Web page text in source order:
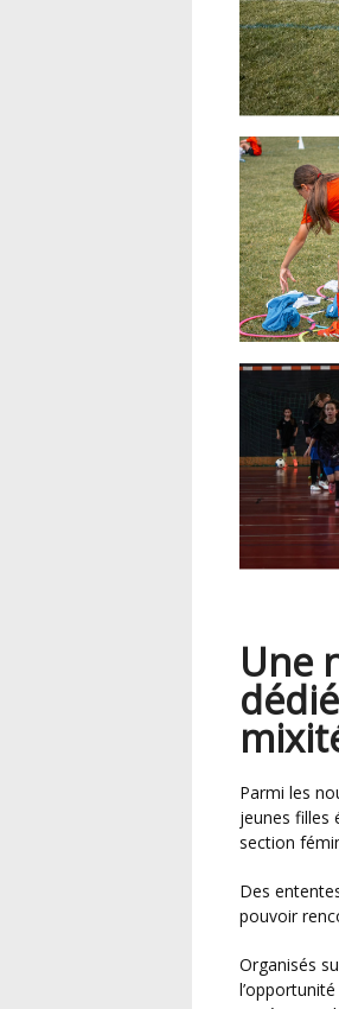
Une
Parmi les nouveautés de cette saison figurait l’organisation de plateaux dans lesquels les
jeunes filles
section
Des ententes ont été créées sous la bannière du District avec ces jeunes joueuses pour
pouvoir
Organisés sur les quatre secteurs du District Escaut, ces rassemblements leur ont offert